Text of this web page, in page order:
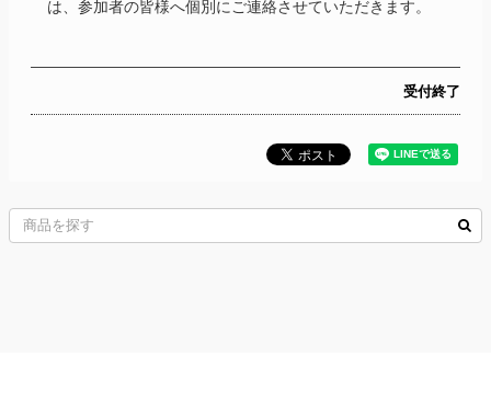
は、参加者の皆様へ個別にご連絡させていただきます。
受付終了